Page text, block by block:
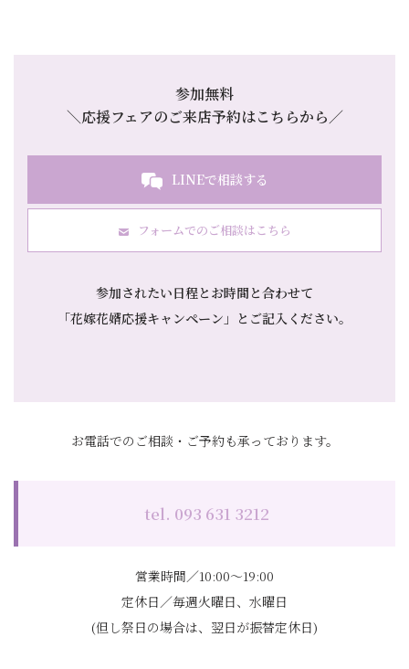
参加無料
＼応援フェアのご来店予約はこちらから／
LINEで相談する
フォームでのご相談はこちら
参加されたい日程とお時間と合わせて
「花嫁花婿応援キャンペーン」とご記入ください。
お電話でのご相談・ご予約も承っております。
tel. 093 631 3212
営業時間／10:00～19:00
定休日／毎週火曜日、水曜日
(但し祭日の場合は、翌日が振替定休日)